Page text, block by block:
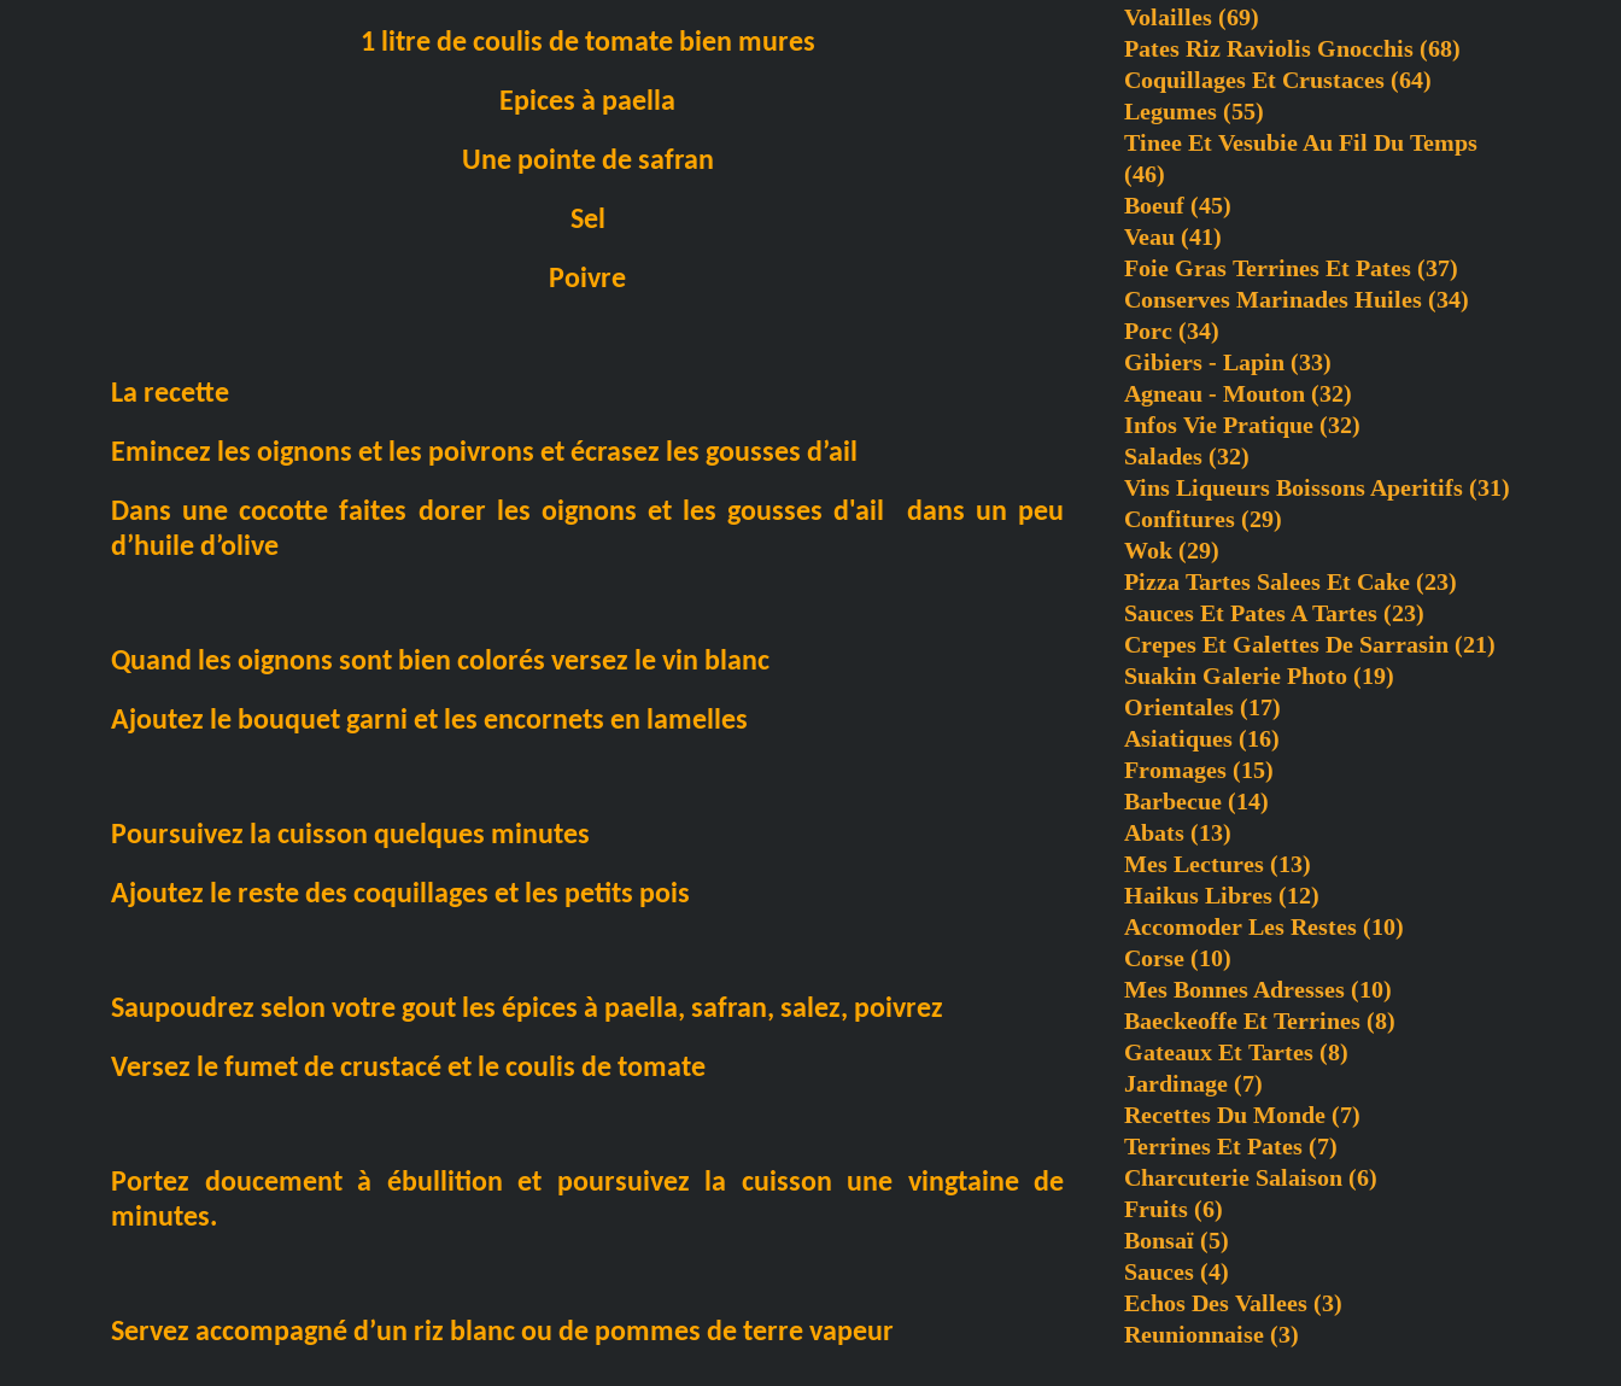
1 litre de coulis de tomate bien mures
Epices à paella
Une pointe de safran
Sel
Poivre
La recette
Emincez les oignons et les poivrons et écrasez les gousses d’ail
Dans une cocotte faites dorer les oignons et les gousses d'ail dans un peu
d’huile d’olive
Quand les oignons sont bien colorés versez le vin blanc
Ajoutez le bouquet garni et les encornets en lamelles
Poursuivez la cuisson quelques minutes
Ajoutez le reste des coquillages et les petits pois
Saupoudrez selon votre gout les épices à paella, safran, salez, poivrez
Versez le fumet de crustacé et le coulis de tomate
Portez doucement à ébullition et poursuivez la cuisson une vingtaine de
minutes.
Servez accompagné d’un riz blanc ou de pommes de terre vapeur
Volailles (69)
Pates Riz Raviolis Gnocchis (68)
Coquillages Et Crustaces (64)
Legumes (55)
Tinee Et Vesubie Au Fil Du Temps
(46)
Boeuf (45)
Veau (41)
Foie Gras Terrines Et Pates (37)
Conserves Marinades Huiles (34)
Porc (34)
Gibiers - Lapin (33)
Agneau - Mouton (32)
Infos Vie Pratique (32)
Salades (32)
Vins Liqueurs Boissons Aperitifs (31)
Confitures (29)
Wok (29)
Pizza Tartes Salees Et Cake (23)
Sauces Et Pates A Tartes (23)
Crepes Et Galettes De Sarrasin (21)
Suakin Galerie Photo (19)
Orientales (17)
Asiatiques (16)
Fromages (15)
Barbecue (14)
Abats (13)
Mes Lectures (13)
Haikus Libres (12)
Accomoder Les Restes (10)
Corse (10)
Mes Bonnes Adresses (10)
Baeckeoffe Et Terrines (8)
Gateaux Et Tartes (8)
Jardinage (7)
Recettes Du Monde (7)
Terrines Et Pates (7)
Charcuterie Salaison (6)
Fruits (6)
Bonsaï (5)
Sauces (4)
Echos Des Vallees (3)
Reunionnaise (3)